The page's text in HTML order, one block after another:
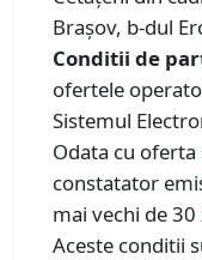
Brașov, b-dul
Conditii de
ofertele
Sistemul
Odata cu
constatator
mai vechi de
Aceste conditii